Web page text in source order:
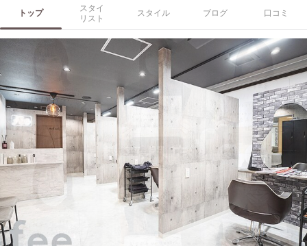
トップ
スタイ
リスト
スタイル ブログ 口コミ